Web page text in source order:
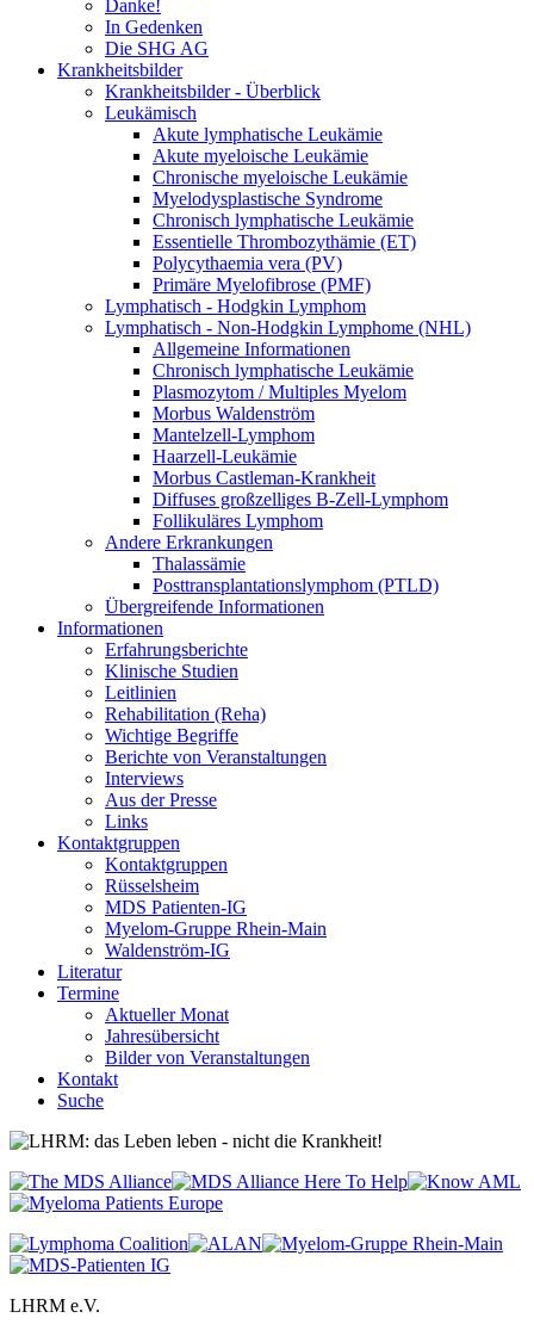
Danke!
In Gedenken
Die SHG AG
Krankheitsbilder
Krankheitsbilder - Überblick
Leukämisch
Akute lymphatische Leukämie
Akute myeloische Leukämie
Chronische myeloische Leukämie
Myelodysplastische Syndrome
Chronisch lymphatische Leukämie
Essentielle Thrombozythämie (ET)
Polycythaemia vera (PV)
Primäre Myelofibrose (PMF)
Lymphatisch - Hodgkin Lymphom
Lymphatisch - Non-Hodgkin Lymphome (NHL)
Allgemeine Informationen
Chronisch lymphatische Leukämie
Plasmozytom / Multiples Myelom
Morbus Waldenström
Mantelzell-Lymphom
Haarzell-Leukämie
Morbus Castleman-Krankheit
Diffuses großzelliges B-Zell-Lymphom
Follikuläres Lymphom
Andere Erkrankungen
Thalassämie
Posttransplantationslymphom (PTLD)
Übergreifende Informationen
Informationen
Erfahrungsberichte
Klinische Studien
Leitlinien
Rehabilitation (Reha)
Wichtige Begriffe
Berichte von Veranstaltungen
Interviews
Aus der Presse
Links
Kontaktgruppen
Kontaktgruppen
Rüsselsheim
MDS Patienten-IG
Myelom-Gruppe Rhein-Main
Waldenström-IG
Literatur
Termine
Aktueller Monat
Jahresübersicht
Bilder von Veranstaltungen
Kontakt
Suche
LHRM e.V.